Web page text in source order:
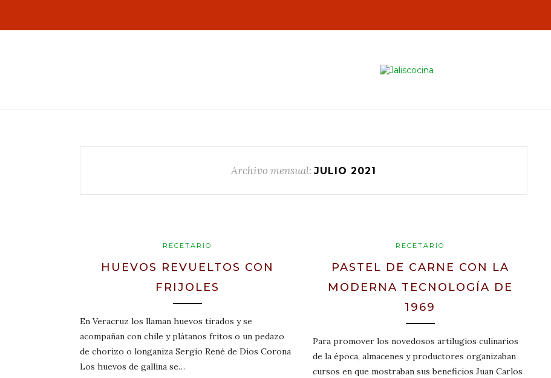
Archivo mensual: JULIO 2021
RECETARIO
HUEVOS REVUELTOS CON
FRIJOLES
En Veracruz los llaman huevos tirados y se
acompañan con chile y plátanos fritos o un pedazo
de chorizo o longaniza Sergio René de Dios Corona
Los huevos de gallina se…
RECETARIO
PASTEL DE CARNE CON LA
MODERNA TECNOLOGÍA DE
1969
Para promover los novedosos artilugios culinarios
de la época, almacenes y productores organizaban
cursos en que mostraban sus beneficios Juan Carlos